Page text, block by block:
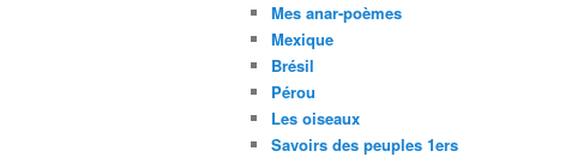
Mes anar-poèmes
Mexique
Brésil
Pérou
Les oiseaux
Savoirs des peuples 1ers